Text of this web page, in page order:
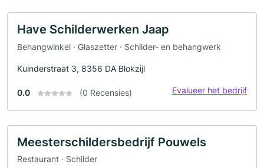
Have Schilderwerken Jaap
Behangwinkel · Glaszetter · Schilder- en behangwerk
Kuinderstraat 3, 8356 DA Blokzijl
0.0 (0 Recensies) Evalueer het bedrijf
Meesterschildersbedrijf Pouwels
Restaurant · Schilder